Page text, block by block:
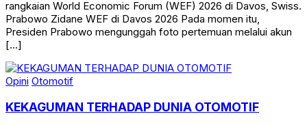
rangkaian World Economic Forum (WEF) 2026 di Davos, Swiss.
Prabowo Zidane WEF di Davos 2026 Pada momen itu,
Presiden Prabowo mengunggah foto pertemuan melalui akun
[…]
Opini Otomotif
KEKAGUMAN TERHADAP DUNIA OTOMOTIF